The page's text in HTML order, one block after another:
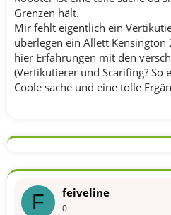
Grenzen hält.
Mir fehlt eigentlich ein
überlegen ein Allett Kensington
hier Erfahrungen mit den
(Vertikutierer und Scarifing? So
Coole sache und eine tolle
F feiveline
0